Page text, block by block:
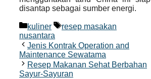
disantap sebagai sumber energi.
Categories
kuliner Tags
resep masakan
nusantara
Jenis Kontrak Operation and
Maintenance Sewatama
Resep Makanan Sehat Berbahan
Sayur-Sayuran